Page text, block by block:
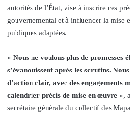
autorités de l’État, vise à inscrire ces
gouvernemental et à influencer la mise
publiques adaptées.
« Nous ne voulons plus de promesses
s’évanouissent après les scrutins.
d’action clair, avec des engagements
calendrier précis de mise en œuvre »,
secrétaire générale du collectif des